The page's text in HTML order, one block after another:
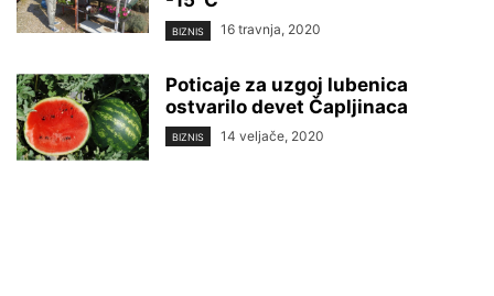
BIZNIS 16 travnja, 2020
Poticaje za uzgoj lubenica
ostvarilo devet Čapljinaca
BIZNIS 14 veljače, 2020